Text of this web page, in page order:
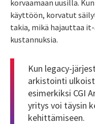
korvaamaan uusilla.
käyttöön, korvatut
takia, mikä hajauttaa
kustannuksia.
Kun legacy-
arkistointi
esimerkiksi CGI
yritys voi täysin
kehittämiseen.